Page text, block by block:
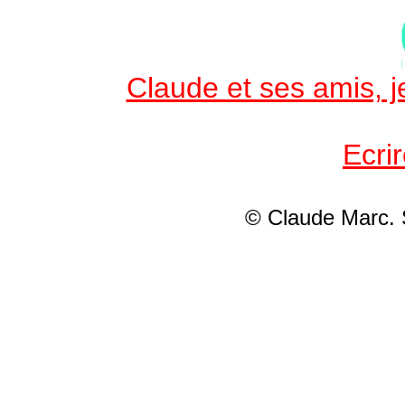
Claude et ses amis,
© Claude Marc.